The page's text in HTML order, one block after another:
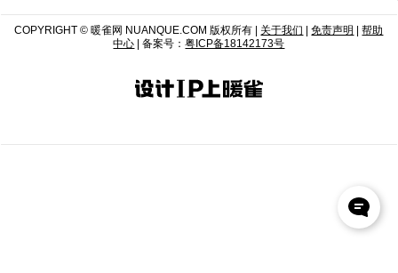
COPYRIGHT © 暖雀网 NUANQUE.COM 版权所有 | 关于我们 |免责声明 |帮助
中心 | 备案号：粤ICP备18142173号